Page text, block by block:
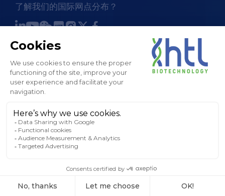
了解我们的国际网点分布？
销售条款和条件
法律通知和 GTC
隐私政策
Cookies 政策
工厂地图